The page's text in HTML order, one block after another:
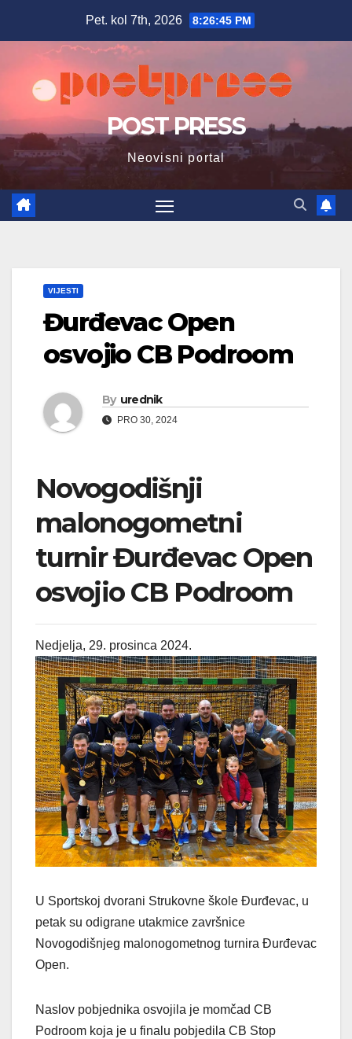
Pet. kol 7th, 2026 8:26:46 PM
POST PRESS
Neovisni portal
VIJESTI
Đurđevac Open
osvojio CB Podroom
By urednik
PRO 30, 2024
Novogodišnji
malonogometni
turnir Đurđevac Open
osvojio CB Podroom
Nedjelja, 29. prosinca 2024.
U Sportskoj dvorani Strukovne škole Đurđevac, u
petak su odigrane utakmice završnice
Novogodišnjeg malonogometnog turnira Đurđevac
Open.
Naslov pobjednika osvojila je momčad CB
Podroom koja je u finalu pobjedila CB Stop